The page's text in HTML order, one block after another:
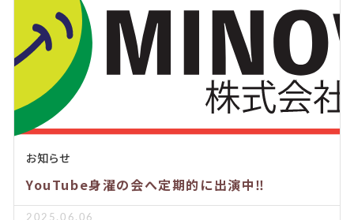
お知らせ
YouTube身濯の会へ定期的に出演中‼️
2025.06.06